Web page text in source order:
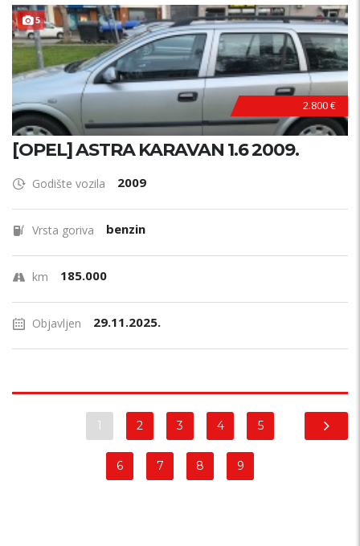
5
2.800 €
[OPEL] ASTRA KARAVAN 1.6 2009.
Godište vozila 2009
Vrsta goriva benzin
km 185.000
Objavljen 29.11.2025.
1 2 3 4 5
6 7 8 9